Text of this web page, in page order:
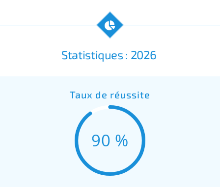
Statistiques : 2026
Taux de réussite
90 %